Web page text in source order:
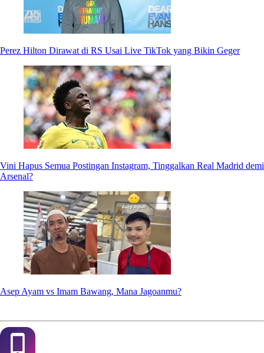
Perez Hilton Dirawat di RS Usai Live TikTok yang Bikin Geger
Vini Hapus Semua Postingan Instagram, Tinggalkan Real Madrid demi
Arsenal?
Asep Ayam vs Imam Bawang, Mana Jagoanmu?